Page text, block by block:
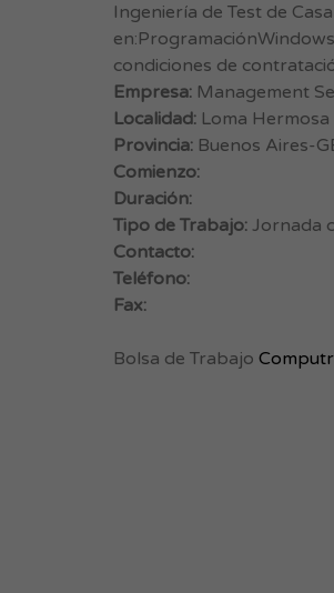
Ingeniería de Test de
condiciones de
Empresa: Management
Localidad: Loma Hermosa
Provincia: Buenos Aires-
Comienzo:
Duración:
Tipo de Trabajo: Jornada
Contacto:
Teléfono:
Fax:
Bolsa de Trabajo